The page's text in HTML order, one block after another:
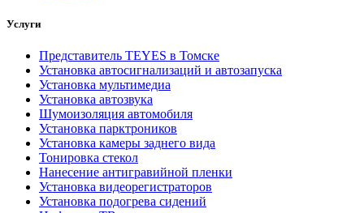
Услуги
Представитель TEYES в Томске
Установка автосигнализаций и автозапуска
Установка мультимедиа
Установка автозвука
Шумоизоляция автомобиля
Установка парктроников
Установка камеры заднего вида
Тонировка стекол
Нанесение антигравийной пленки
Установка видеорегистраторов
Установка подогрева сидений